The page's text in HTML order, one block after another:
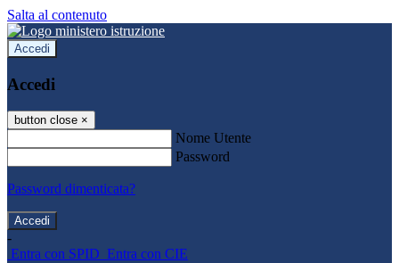
Salta al contenuto
Accedi
Accedi
button close ×
Nome Utente
Password
Password dimenticata?
-
Entra con SPID Entra con CIE